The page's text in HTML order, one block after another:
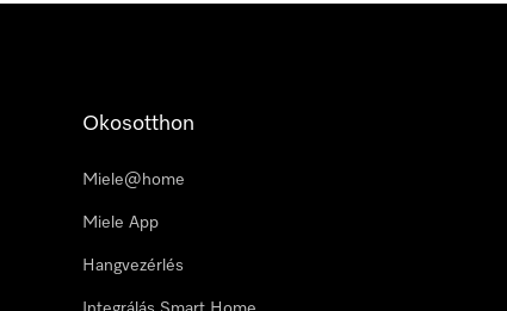
Okosotthon
Miele@home
Miele App
Hangvezérlés